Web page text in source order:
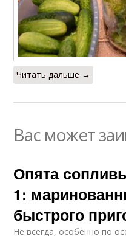
Читать дальше →
Вас может
Опята
1:
быстрого
Не всегда, особенно по